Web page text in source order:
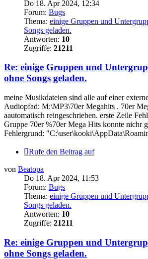
Do 18. Apr 2024, 12:34
Forum: Bugs
Thema: einige Gruppen und
Songs geladen.
Antworten: 10
Zugriffe: 21211
Re: einige Gruppen und
ohne Songs geladen.
meine Musikdateien sind alle auf einer
Audiopfad: M:\MP3\70er Megahits . 70er
aautomatisch reingeschrieben. erste Zeile
Gruppe 70er %70er Mega Hits konnte nichr
Fehlergrund:
Rufe den Beitrag auf
von Beatopa
Do 18. Apr 2024, 11:53
Forum: Bugs
Thema: einige Gruppen und
Songs geladen.
Antworten: 10
Zugriffe: 21211
Re: einige Gruppen und
ohne Songs geladen.